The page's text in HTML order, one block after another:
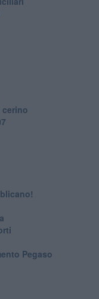
Pegaso